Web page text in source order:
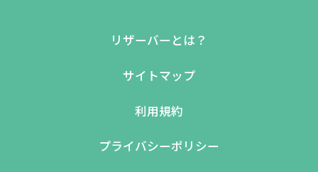
リザーバーとは？
サイトマップ
利用規約
プライバシーポリシー